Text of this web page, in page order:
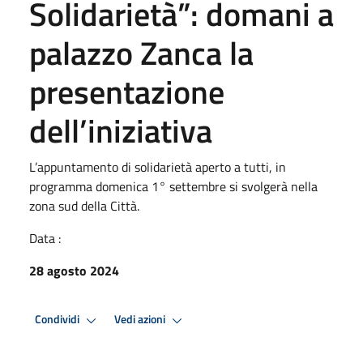
Solidarietà”: domani a
palazzo Zanca la
presentazione
dell’iniziativa
L’appuntamento di solidarietà aperto a tutti, in
programma domenica 1° settembre si svolgerà nella
zona sud della Città.
Data :
28 agosto 2024
Condividi Vedi azioni